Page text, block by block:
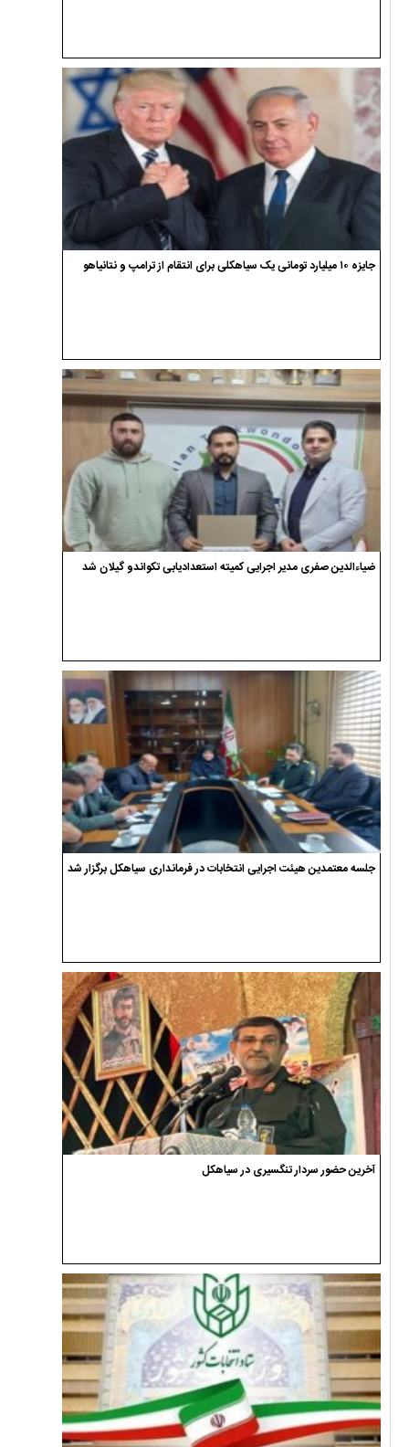
جایزه ۱۰ میلیارد تومانی یک سیاهکلی برای انتقام از ترامپ و نتانیاهو
ضیاءالدین صفری مدیر اجرایی کمیته استعدادیابی تکواندو گیلان شد
جلسه معتمدین هیئت اجرایی انتخابات در فرمانداری سیاهکل برگزار شد
آخرین حضور سردار تنگسیری در سیاهکل